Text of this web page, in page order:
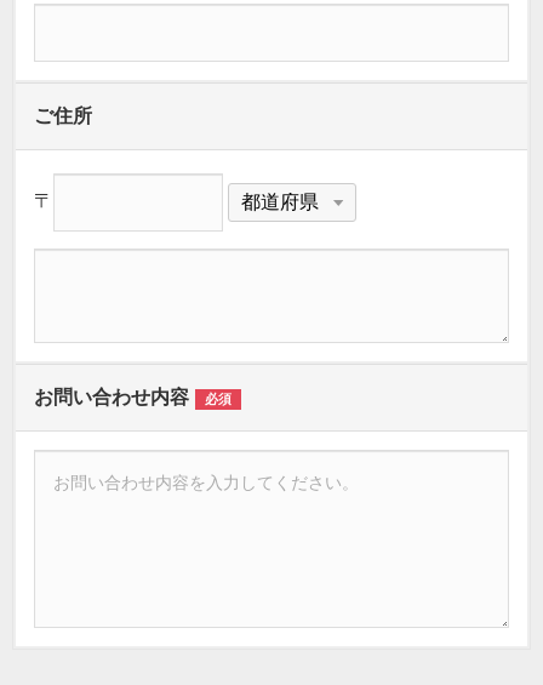
ご住所
〒
お問い合わせ内容 必須